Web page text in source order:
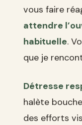
vous faire
attendre
habituelle.
que je
Détresse
halète
des efforts